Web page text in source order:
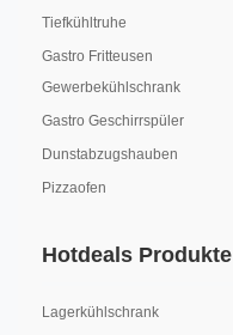
Tiefkühltruhe
Gastro Fritteusen
Gewerbekühlschrank
Gastro Geschirrspüler
Dunstabzugshauben
Pizzaofen
Hotdeals Produkte
Lagerkühlschrank